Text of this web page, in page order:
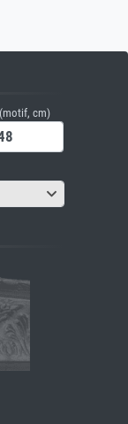
cm)